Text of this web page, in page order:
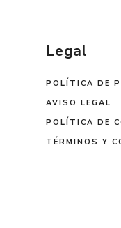
Legal
POLÍTICA DE
AVISO LEGAL
POLÍTICA DE
TÉRMINOS Y